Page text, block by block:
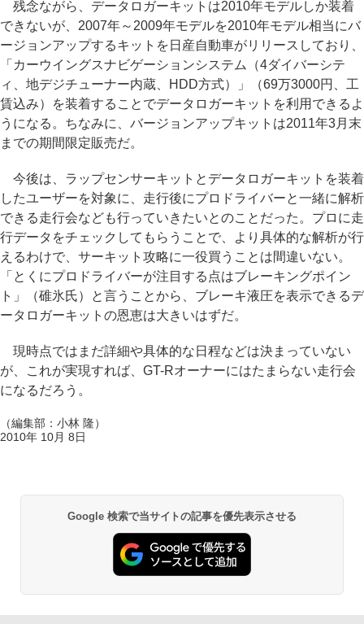
残念ながら、データロガーキットは2010年モデルしか装着
できないが、2007年～2009年モデルを2010年モデル相当にバ
ージョンアップするキットを日産自動車がリリースしており、
「カーウイングスナビゲーションシステム（4ダイバーシテ
ィ、地デジチューナー内蔵、HDD方式）」（69万3000円、工
賃込み）を装着することでデータロガーキットを利用できるよ
うになる。ちなみに、バージョンアップキットは2011年3月末
までの期間限定販売だ。
今後は、ラップセンサーキットとデータロガーキットを装着
したユーザーを対象に、走行後にプロドライバーと一緒に解析
できる走行会なども行っていきたいとのことだった。プロに走
行データをチェックしてもらうことで、より具体的な解析が行
えるわけで、サーキット攻略に一役買うことは間違いない。
「とくにプロドライバーが注目する点はブレーキングポイン
ト」（碓氷氏）と言うことから、ブレーキ液圧を表示できるデ
ータロガーキットの恩恵は大きいはずだ。
現時点ではまだ詳細や具体的な日程などは決まっていない
が、これが実現すれば、GT-Rオーナーにはたまらない走行会
になるだろう。
（編集部：小林 隆）
2010年 10月 8日
Google 検索で当サイトの記事を優先表示させる